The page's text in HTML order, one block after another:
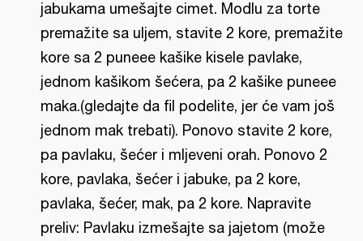
jabukama umešajte cimet. Modlu za torte
premažite sa uljem, stavite 2 kore, premažite
kore sa 2 puneee kašike kisele pavlake,
jednom kašikom šećera, pa 2 kašike puneee
maka.(gledajte da fil podelite, jer će vam još
jednom mak trebati). Ponovo stavite 2 kore,
pa pavlaku, šećer i mljeveni orah. Ponovo 2
kore, pavlaka, šećer i jabuke, pa 2 kore,
pavlaka, šećer, mak, pa 2 kore. Napravite
preliv: Pavlaku izmešajte sa jajetom (može